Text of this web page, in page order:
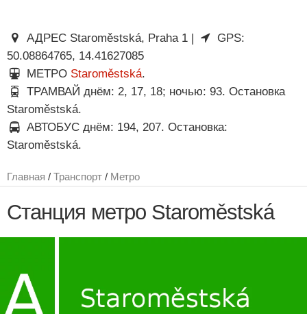
АДРЕС Staroměstská, Praha 1 |
GPS:
50.08864765, 14.41627085
МЕТРО Staroměstská.
ТРАМВАЙ днём: 2, 17, 18; ночью: 93. Остановка
Staroměstská.
АВТОБУС днём: 194, 207. Остановка:
Staroměstská.